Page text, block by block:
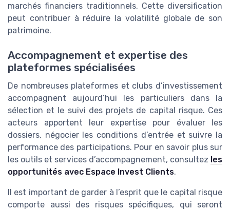
marchés financiers traditionnels. Cette diversification
peut contribuer à réduire la volatilité globale de son
patrimoine.
Accompagnement et expertise des
plateformes spécialisées
De nombreuses plateformes et clubs d’investissement
accompagnent aujourd’hui les particuliers dans la
sélection et le suivi des projets de capital risque. Ces
acteurs apportent leur expertise pour évaluer les
dossiers, négocier les conditions d’entrée et suivre la
performance des participations. Pour en savoir plus sur
les outils et services d’accompagnement, consultez les
opportunités avec Espace Invest Clients.
Il est important de garder à l’esprit que le capital risque
comporte aussi des risques spécifiques, qui seront